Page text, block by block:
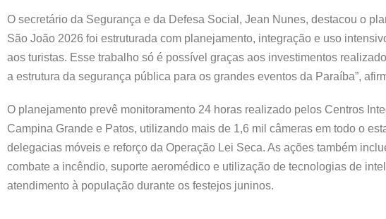
O secretário da Segurança e da Defesa Social, Jean Nunes, destacou o
São João 2026 foi estruturada com planejamento, integração e uso
aos turistas. Esse trabalho só é possível graças aos investimentos
a estrutura da segurança pública para os grandes eventos da Paraíba”,
O planejamento prevê monitoramento 24 horas realizado pelos Centros
Campina Grande e Patos, utilizando mais de 1,6 mil câmeras em todo o
delegacias móveis e reforço da Operação Lei Seca. As ações também
combate a incêndio, suporte aeromédico e utilização de tecnologias de
atendimento à população durante os festejos juninos.